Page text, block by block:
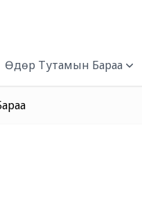
Өдөр Тутамын Бараа